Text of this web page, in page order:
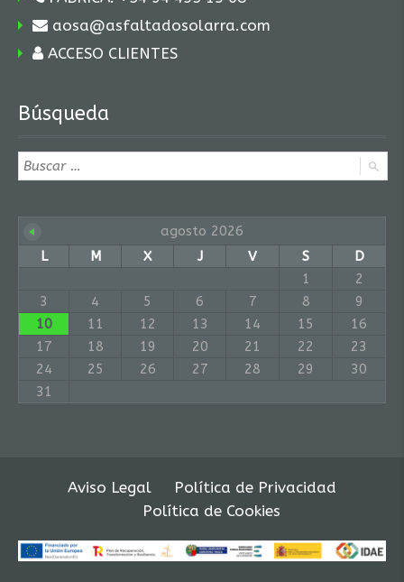
aosa@asfaltadosolarra.com
ACCESO CLIENTES
Búsqueda
agosto 2026
L
M X J V S
D
1
2
3
4 5 6 7 8
9
10
11 12 13 14 15
16
17
18 19 20 21 22
23
24
25 26 27 28 29
30
31
Aviso Legal
Política de Privacidad
Política de Cookies